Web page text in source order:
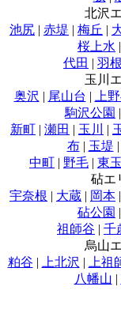
北沢
池尻 | 赤堤 | 梅丘 |
桜上水 |
代田 | 羽
玉川
奥沢 | 尾山台 | 上
駒沢公園 |
新町 | 瀬田 | 玉川 |
布| 玉堤 |
中町 | 野毛 | 東玉
砧エ
宇奈根 | 大蔵 | 岡本 |
砧公園 |
祖師谷 | 千
烏山
粕谷 | 上北沢 | 上祖
八幡山 |